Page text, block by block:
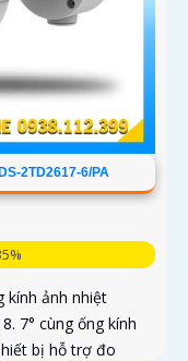
2TD2617-6/PA
kính ảnh nhiệt
7° cùng ống kính
bị hỗ trợ đo